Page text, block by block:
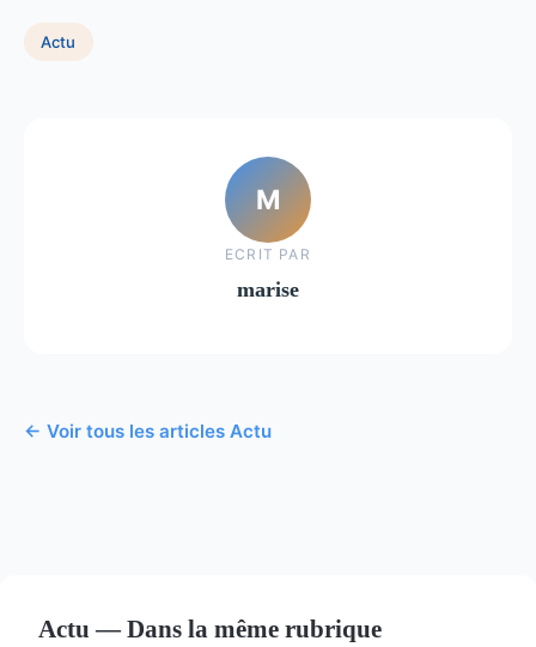
Actu
M
ECRIT PAR
marise
← Voir tous les articles Actu
Actu — Dans la même rubrique